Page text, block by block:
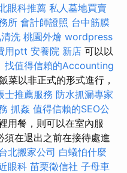
眼科推薦 私人墓地買賣
所 會計師證照 台中筋膜
洗 桃園外燴 wordpress
用ptt 安養院 新店 可以以
找值得信賴的Accounting
菜以非正式的形式進行，
士推薦服務 防水抓漏專家
抓姦 值得信賴的SEO公
用餐，則可以在室內服
在退出之前在接待處進
北搬家公司 白蟻怕什麼
眼科 苗栗徵信社 子母車